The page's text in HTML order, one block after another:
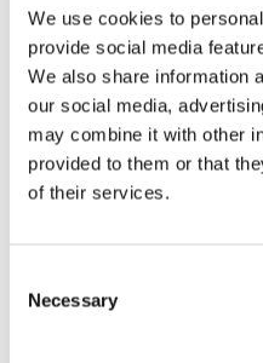
We use cookies to
provide social media
We also share information
our social media,
may combine it with other
provided to them or that
of their services.
Selection
Necessary
Estado de México)
salud y el trabajo
toxico-dependientes,
Movimiento Juvenil
Web